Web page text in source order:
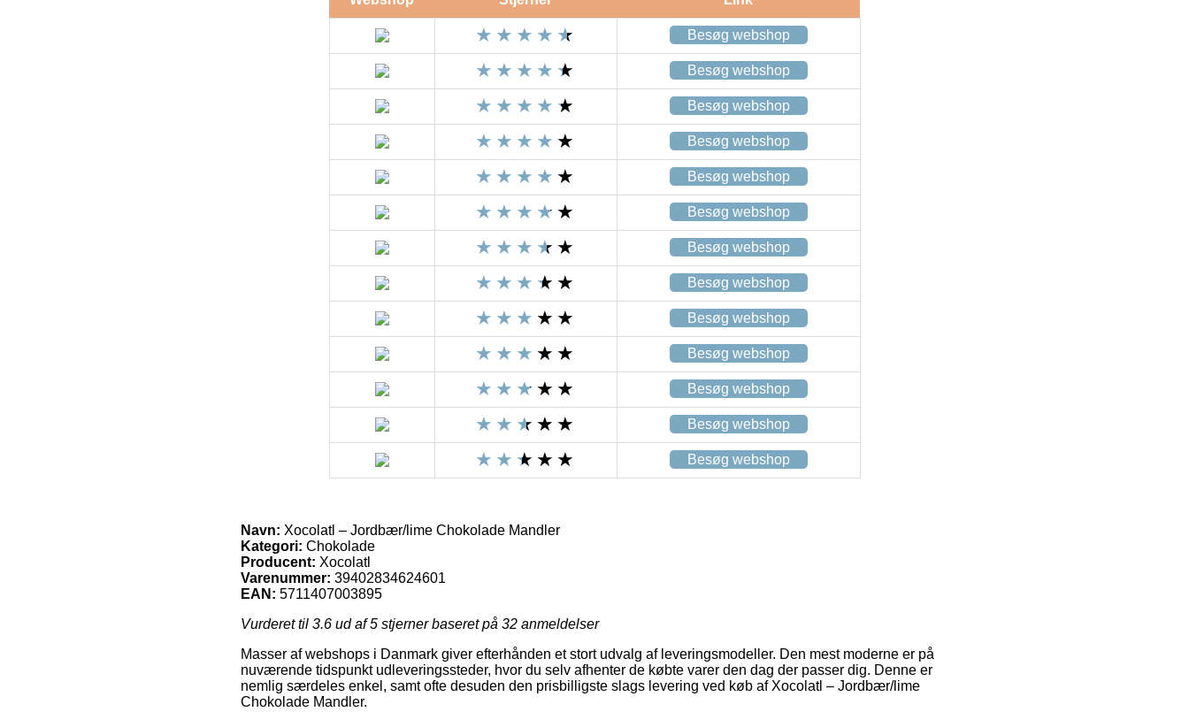
Besøg webshop
Besøg webshop
Besøg webshop
Besøg webshop
Besøg webshop
Besøg webshop
Besøg webshop
Besøg webshop
Besøg webshop
Besøg webshop
Besøg webshop
Besøg webshop
Besøg webshop
Navn: Xocolatl – Jordbær/lime Chokolade Mandler
Kategori: Chokolade
Producent: Xocolatl
Varenummer: 39402834624601
EAN: 5711407003895
Vurderet til 3.6 ud af 5 stjerner baseret på 32 anmeldelser
Masser af webshops i Danmark giver efterhånden et stort udvalg af leveringsmodeller. Den mest moderne er på
nuværende tidspunkt udleveringssteder, hvor du selv afhenter de købte varer den dag der passer dig. Denne er
nemlig særdeles enkel, samt ofte desuden den prisbilligste slags levering ved køb af Xocolatl – Jordbær/lime
Chokolade Mandler.